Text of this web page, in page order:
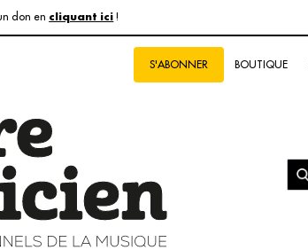
don en cliquant ici !
S'ABONNER BOUTIQUE